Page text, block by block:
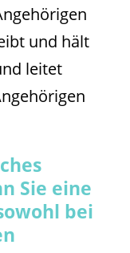
und hält
leitet
Sie eine
bei